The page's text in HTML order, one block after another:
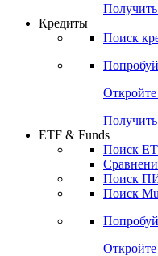
Кредиты
Поиск
ETF & Funds
Поиск
Поиск
Поиск